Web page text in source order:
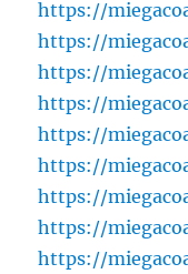
https://
https://
https://
https://
https://
https://
https://
https://
https://